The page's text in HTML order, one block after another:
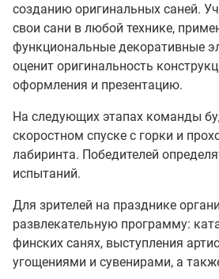
созданию оригинальных саней.
свои сани в любой технике,
функциональные декоративные
оценит оригинальность
оформления и презентацию.
На следующих этапах команды
скоростном спуске с горки и
лабиринта. Победителей
испытаний.
Для зрителей на празднике
развлекательную программу:
финских санях, выступления
угощениями и сувенирами, а